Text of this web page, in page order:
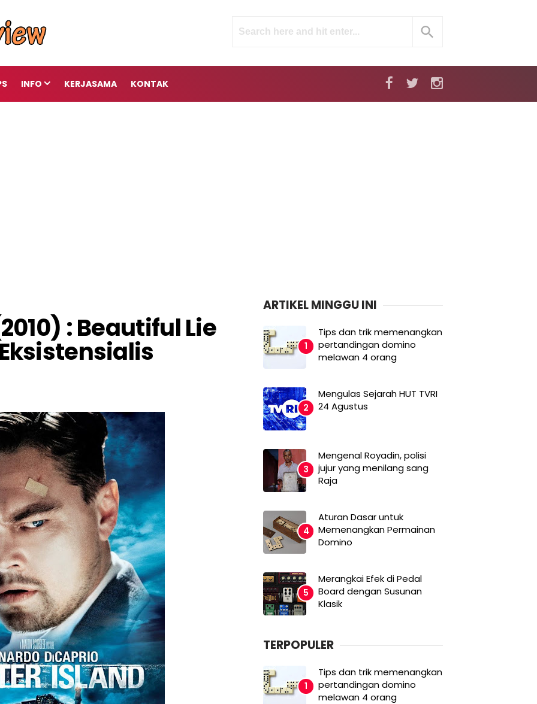
INFO KERJASAMA KONTAK
: Beautiful Lie
ARTIKEL MINGGU INI
Tips dan trik memenangkan
pertandingan domino
melawan 4 orang
Mengulas Sejarah HUT TVRI
24 Agustus
Mengenal Royadin, polisi
jujur yang menilang sang
Raja
Aturan Dasar untuk
Memenangkan Permainan
Domino
Merangkai Efek di Pedal
Board dengan Susunan
Klasik
TERPOPULER
Tips dan trik memenangkan
pertandingan domino
melawan 4 orang